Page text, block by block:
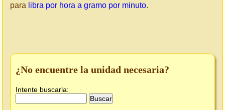
para libra por hora a gramo por minuto.
¿No encuentre la unidad necesaria?
Intente buscarla: